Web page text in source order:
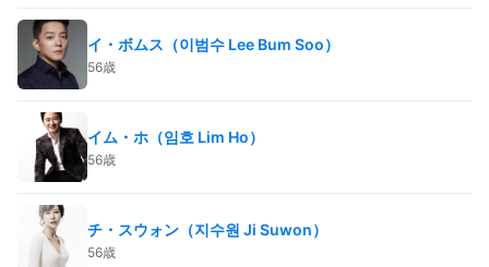
イ・ボムス（이범수 Lee Bum Soo）
56歳
イム・ホ（임호 Lim Ho）
56歳
チ・スウォン（지수원 Ji Suwon）
56歳